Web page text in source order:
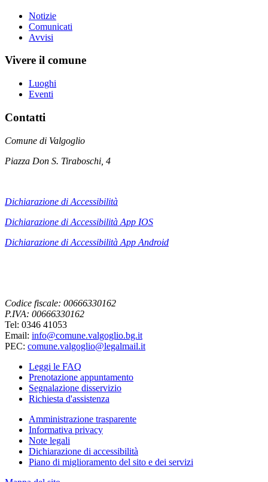
Notizie
Comunicati
Avvisi
Vivere il comune
Luoghi
Eventi
Contatti
Comune di Valgoglio
Piazza Don S. Tiraboschi, 4
Dichiarazione di Accessibilità
Dichiarazione di Accessibilità App IOS
Dichiarazione di Accessibilità App Android
Codice fiscale: 00666330162
P.IVA: 00666330162
Tel: 0346 41053
Email: info@comune.valgoglio.bg.it
PEC: comune.valgoglio@legalmail.it
Leggi le FAQ
Prenotazione appuntamento
Segnalazione disservizio
Richiesta d'assistenza
Amministrazione trasparente
Informativa privacy
Note legali
Dichiarazione di accessibilità
Piano di miglioramento del sito e dei servizi